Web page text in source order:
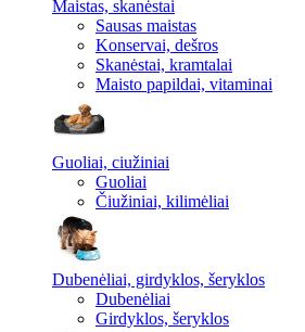
Maistas, skanėstai
Sausas maistas
Konservai, dešros
Skanėstai, kramtalai
Maisto papildai, vitaminai
Guoliai, ciužiniai
Guoliai
Čiužiniai, kilimėliai
Dubenėliai, girdyklos, šeryklos
Dubenėliai
Girdyklos, šeryklos